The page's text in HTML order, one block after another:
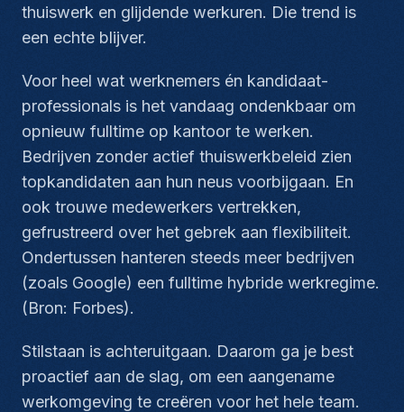
thuiswerk en glijdende werkuren. Die trend is
een echte blijver.
Voor heel wat werknemers én kandidaat-
professionals is het vandaag ondenkbaar om
opnieuw fulltime op kantoor te werken.
Bedrijven zonder actief thuiswerkbeleid zien
topkandidaten aan hun neus voorbijgaan. En
ook trouwe medewerkers vertrekken,
gefrustreerd over het gebrek aan flexibiliteit.
Ondertussen hanteren steeds meer bedrijven
(zoals Google) een fulltime hybride werkregime.
(Bron: Forbes).
Stilstaan is achteruitgaan. Daarom ga je best
proactief aan de slag, om een aangename
werkomgeving te creëren voor het hele team.